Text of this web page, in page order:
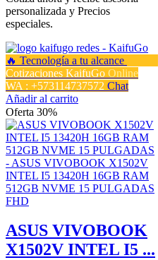
personalizada y Precios
especiales.
Cotizaciones KaifuGo Online
WA : +573114737572 Chat
Añadir al carrito
Oferta 30%
ASUS VIVOBOOK
X1502V INTEL I5 ...